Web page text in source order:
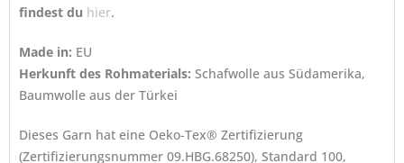
findest du hier.
Made in: EU
Herkunft des Rohmaterials: Schafwolle aus Südamerika,
Baumwolle aus der Türkei
Dieses Garn hat eine Oeko-Tex® Zertifizierung
(Zertifizierungsnummer 09.HBG.68250), Standard 100,